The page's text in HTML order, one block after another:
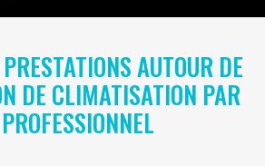
AUTOUR DE
DE CLIMATISATION PAR